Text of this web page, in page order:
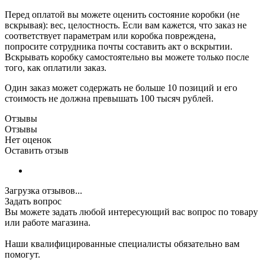
Перед оплатой вы можете оценить состояние коробки (не
вскрывая): вес, целостность. Если вам кажется, что заказ не
соответствует параметрам или коробка повреждена,
попросите сотрудника почты составить акт о вскрытии.
Вскрывать коробку самостоятельно вы можете только после
того, как оплатили заказ.
Один заказ может содержать не больше 10 позиций и его
стоимость не должна превышать 100 тысяч рублей.
Отзывы
Отзывы
Нет оценок
Оставить отзыв
Загрузка отзывов...
Задать вопрос
Вы можете задать любой интересующий вас вопрос по товару
или работе магазина.
Наши квалифицированные специалисты обязательно вам
помогут.